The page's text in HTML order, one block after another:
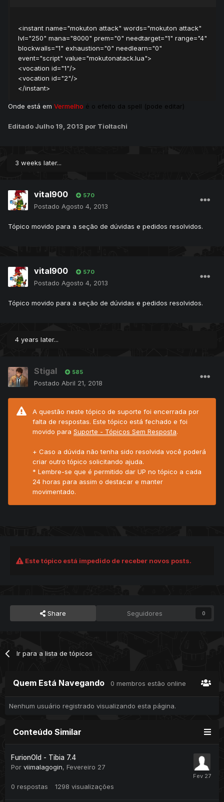
<instant name="mokuton attack" words="mokuton attack"
lvl="250" mana="8000" prem="0" needtarget="1" range="4"
blockwalls="1" exhaustion="0" needlearn="0"
event="script" value="mokutonatack.lua">
<vocation id="1"/>
<vocation id="2"/>
</instant>
Onde está em Vermelho é o efeito da spell (pode editar)
Editado Julho 19, 2013 por TioItachi
3 weeks later...
vital900 570
Postado Agosto 4, 2013
Tópico movido para a seção de dúvidas e pedidos resolvidos.
vital900 570
Postado Agosto 4, 2013
Tópico movido para a seção de dúvidas e pedidos resolvidos.
4 years later...
Stigal 585
Postado Abril 21, 2018
A questão neste tópico de suporte foi encerrada por
falta de respostas. Este tópico está fechado e foi
movido para Suporte - Tópicos Sem Resposta.
+ Caso a dúvida não tenha sido resolvida você poderá
criar outro tópico solicitando ajuda.
* Lembre-se que é permitido dar UP no tópico a cada
24 horas para assim o destacar e manter
movimentado.
Este tópico está impedido de receber novos posts.
Share Seguidores 0
Ir para a lista de tópicos
Quem Está Navegando 0 membros estão online
Nenhum usuário registrado visualizando esta página.
Conteúdo Similar
FurionOld - Tibia 7.4
Por viimalagogin, Fevereiro 27
0 respostas 1298 visualizações